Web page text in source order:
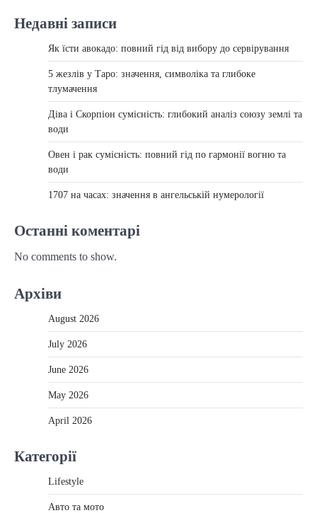
Недавні записи
Як їсти авокадо: повний гід від вибору до сервірування
5 жезлів у Таро: значення, символіка та глибоке
тлумачення
Діва і Скорпіон сумісність: глибокий аналіз союзу землі та
води
Овен і рак сумісність: повний гід по гармонії вогню та
води
1707 на часах: значення в ангельській нумерології
Останні коментарі
No comments to show.
Архіви
August 2026
July 2026
June 2026
May 2026
April 2026
Категорії
Lifestyle
Авто та мото